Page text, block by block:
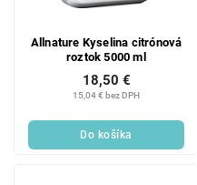
Allnature Kyselina citrónová
roztok 5000 ml
15,04 € bez DPH
18,50 €
Do košíka